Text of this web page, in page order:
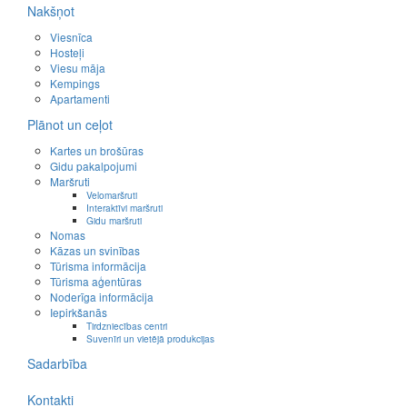
Nakšņot
Viesnīca
Hosteļi
Viesu māja
Kempings
Apartamenti
Plānot un ceļot
Kartes un brošūras
Gidu pakalpojumi
Maršruti
Velomaršruti
Interaktīvi maršruti
Gidu maršruti
Nomas
Kāzas un svinības
Tūrisma informācija
Tūrisma aģentūras
Noderīga informācija
Iepirkšanās
Tirdzniecības centri
Suvenīri un vietējā produkcijas
Sadarbība
Kontakti